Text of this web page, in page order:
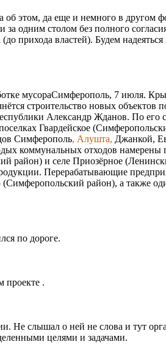
этом, да еще и немного в
одним столом без полного
прихода властей). Будем
мусораCимферополь, 7 июля.
строительство новых объектов
Александр Жданов. По его
Гвардейское
Симферополь, Алушта, Джанкой,
коммунальных отходов намерены
район) и селе Приозёрное
Перерабатывающие
район), а также
по дороге.
проекте .
Не слышал о ней не слова и тут
целями и задачами.